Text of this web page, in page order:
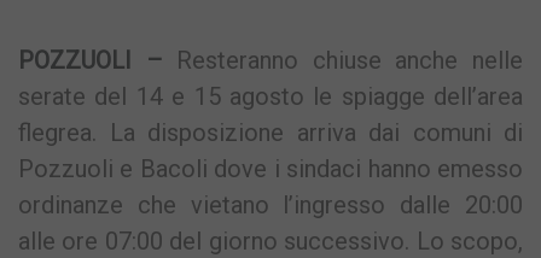
POZZUOLI – Resteranno chiuse anche nelle
serate del 14 e 15 agosto le spiagge dell’area
flegrea. La disposizione arriva dai comuni di
Pozzuoli e Bacoli dove i sindaci hanno emesso
ordinanze che vietano l’ingresso dalle 20:00
alle ore 07:00 del giorno successivo. Lo scopo,